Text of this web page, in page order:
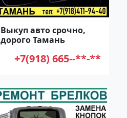
Выкуп авто срочно,
дорого Тамань
+7(918) 665--**-**